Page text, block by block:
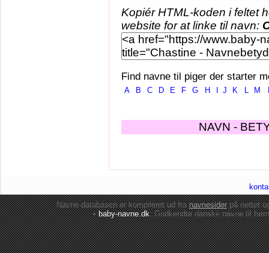
Kopiér HTML-koden i feltet
website for at linke til navn:
Find navne til piger der starter
A B C D E F G H J K L M
NAVN -
Navne-databasen er kompileret ud franavnesiderpå nettet
•baby-navne.dk: Godkendte danskenavne til børn